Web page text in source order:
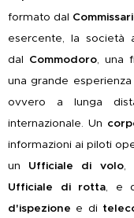
formato dal
esercente, la società
dal Commodoro, una
una grande
ovvero a lunga
internazionale. Un
informazioni ai piloti
un Ufficiale di volo,
Ufficiale di rotta, e
d'ispezione e di